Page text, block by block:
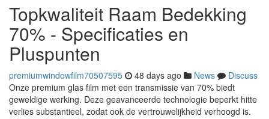
Topkwaliteit Raam Bedekking
70% - Specificaties en
Pluspunten
premiumwindowfilm70507595 48 days ago News
Discuss
Onze premium glas film met een transmissie van 70% biedt
geweldige werking. Deze geavanceerde technologie beperkt hitte
verlies substantieel, zodat ook de vertrouwelijkheid verhoogd is.